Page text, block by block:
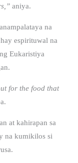
aniya.
na
espirituwal na
Eukaristiya
for the food that
at kahirapan sa
na kumikilos si